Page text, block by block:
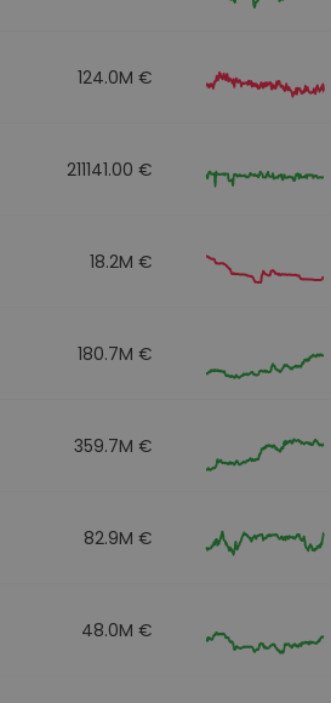
124.0M €
211141.00 €
18.2M €
180.7M €
359.7M €
82.9M €
48.0M €